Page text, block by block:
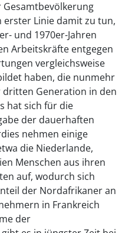
Gesamtbevölkerung
Linie damit zu tun,
und 1970er-Jahren
Arbeitskräfte entgegen
vergleichsweise
haben, die nunmehr
Generation in den
hat sich für die
der dauerhaften
nehmen einige
die Niederlande,
Menschen aus ihren
auf, wodurch sich
der Nordafrikaner an
in Frankreich
der